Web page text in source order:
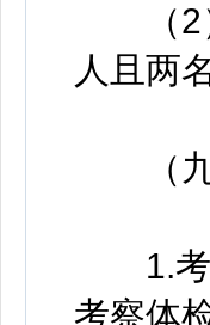
（2）
人且两
（九
1.考
考察体